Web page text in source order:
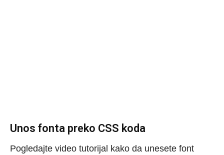
Unos fonta preko CSS koda
Pogledajte video tutorijal kako da unesete font